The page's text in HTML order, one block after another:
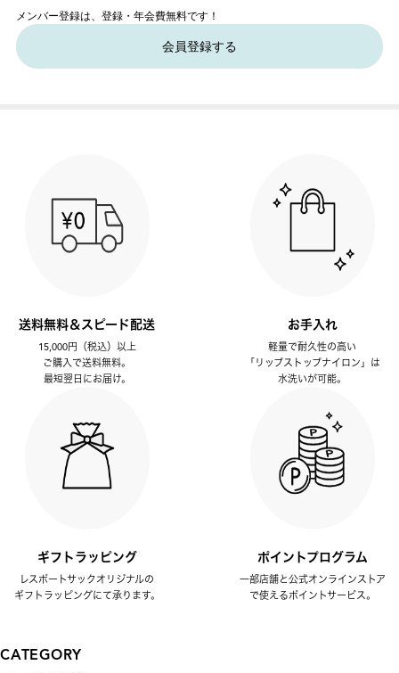
メンバー登録は、登録・年会費無料です！
会員登録する
送料無料＆スピード配送
15,000円（税込）以上
ご購入で送料無料。
最短翌日にお届け。
お手入れ
軽量で耐久性の高い
「リップストップナイロン」は
水洗いが可能。
ギフトラッピング
レスポートサックオリジナルの
ギフトラッピングにて承ります。
ポイントプログラム
一部店舗と公式オンラインストア
で使えるポイントサービス。
CATEGORY